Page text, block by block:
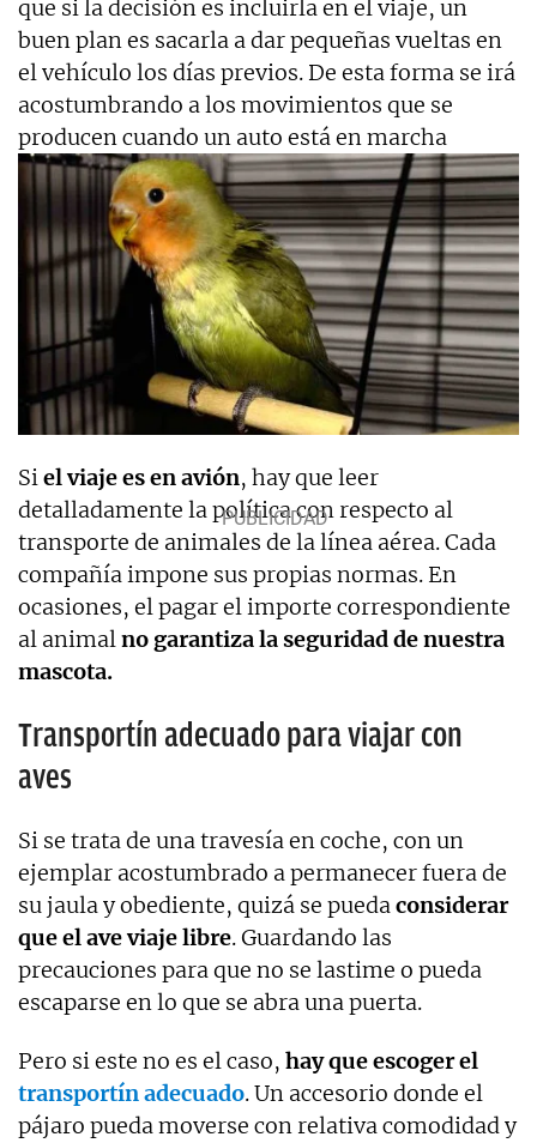
que si la decisión es incluirla en el viaje, un
buen plan es sacarla a dar pequeñas vueltas en
el vehículo los días previos. De esta forma se irá
acostumbrando a los movimientos que se
producen cuando un auto está en marcha
Siel viaje es en avión, hay que leer
detalladamente la política con respecto al
transporte de animales de la línea aérea. Cada
compañía impone sus propias normas. En
ocasiones, el pagar el importe correspondiente
al animalno garantiza la seguridad de nuestra
mascota.
Transportín adecuado para viajar con
aves
Si se trata de una travesía en coche, con un
ejemplar acostumbrado a permanecer fuera de
su jaula y obediente, quizá se puedaconsiderar
que el ave viaje libre. Guardando las
precauciones para que no se lastime o pueda
escaparse en lo que se abra una puerta.
Pero si este no es el caso, hay que escoger el
transportín adecuado. Un accesorio donde el
pájaro pueda moverse con relativa comodidad y